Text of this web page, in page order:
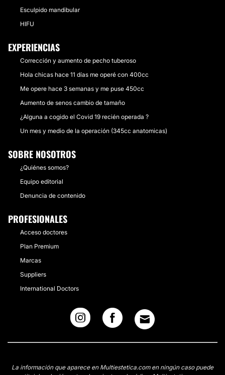
Esculpido mandibular
HIFU
EXPERIENCIAS
Corrección y aumento de pecho tuberoso
Hola chicas hace 11 días me operé con 400cc
Me opere hace 3 semanas y me puse 450cc
Aumento de senos cambio de tamaño
¿Alguna a cogido el Covid 19 recién operada ?
Un mes y medio de la operación (345cc anatomicas)
SOBRE NOSOTROS
¿Quiénes somos?
Equipo editorial
Denuncia de contenido
PROFESIONALES
Acceso doctores
Plan Premium
Marcas
Suppliers
International Doctors
La información que aparece en Multiestetica.com en ningún caso puede